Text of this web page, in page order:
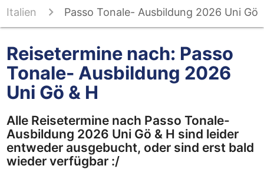
Italien Passo Tonale- Ausbildung 2026 Uni Gö
Reisetermine nach: Passo
Tonale- Ausbildung 2026
Uni Gö & H
Alle Reisetermine nach Passo Tonale-
Ausbildung 2026 Uni Gö & H sind leider
entweder ausgebucht, oder sind erst bald
wieder verfügbar :/